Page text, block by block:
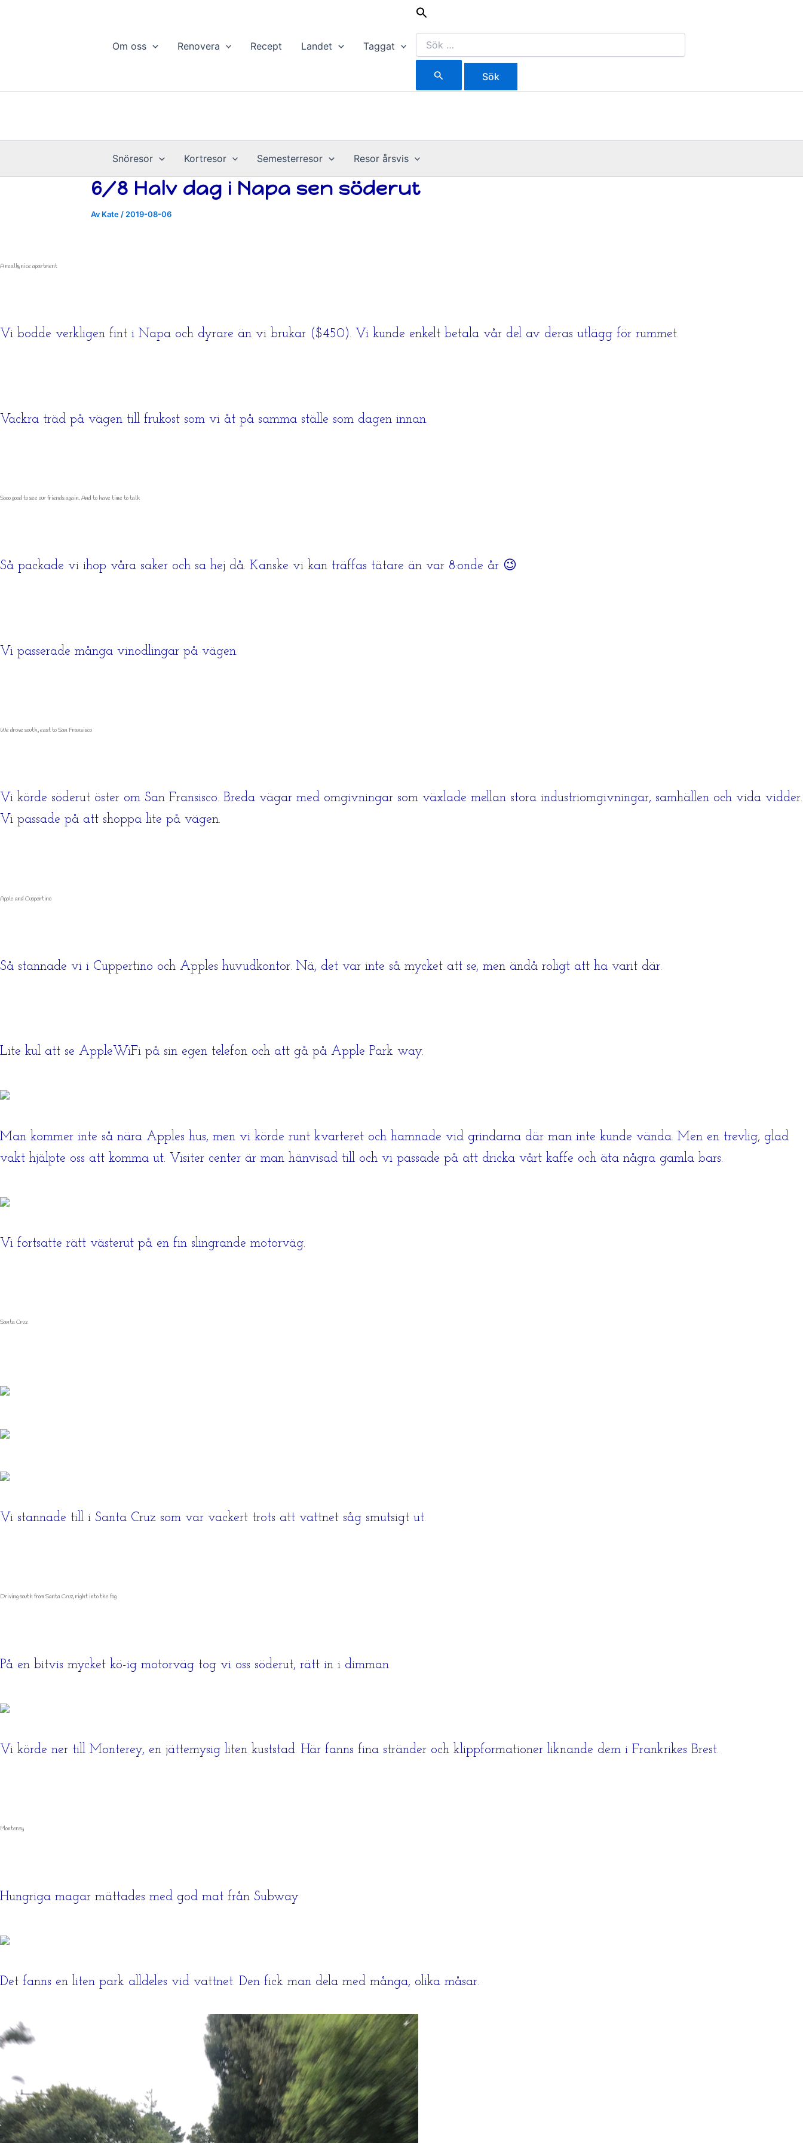
Om oss Renovera Recept Landet Taggat
Sök
efter:
Snöresor Kortresor Semesterresor Resor årsvis
6/8 Halv dag i Napa sen söderut
Av Kate / 2019-08-06
A really nice apartment
Vi bodde verkligen fint i Napa och dyrare än vi brukar ($450). Vi kunde enkelt betala vår del av deras utlägg för rummet.
Vackra träd på vägen till frukost som vi åt på samma ställe som dagen innan.
Sooo good to see our friends again. And to have time to talk
Så packade vi ihop våra saker och sa hej då. Kanske vi kan träffas tätare än var 8:onde år 😉
Vi passerade många vinodlingar på vägen.
We drove south, east to San Fransisco
Vi körde söderut öster om San Fransisco. Breda vägar med omgivningar som växlade mellan stora industriomgivningar, samhällen och vida vidder.
Vi passade på att shoppa lite på vägen.
Apple and Cuppertino
Så stannade vi i Cuppertino och Apples huvudkontor. Nä, det var inte så mycket att se, men ändå roligt att ha varit där.
Lite kul att se AppleWiFi på sin egen telefon och att gå på Apple Park way.
Man kommer inte så nära Apples hus, men vi körde runt kvarteret och hamnade vid grindarna där man inte kunde vända. Men en trevlig, glad
vakt hjälpte oss att komma ut. Visiter center är man hänvisad till och vi passade på att dricka vårt kaffe och äta några gamla bars.
Vi fortsatte rätt västerut på en fin slingrande motorväg.
Santa Cruz
Vi stannade till i Santa Cruz som var vackert trots att vattnet såg smutsigt ut.
Driving south from Santa Cruz, right into the fog
På en bitvis mycket kö-ig motorväg tog vi oss söderut, rätt in i dimman
Vi körde ner till Monterey, en jättemysig liten kuststad. Här fanns fina stränder och klippformationer liknande dem i Frankrikes Brest.
Monterey
Hungriga magar mättades med god mat från Subway
Det fanns en liten park alldeles vid vattnet. Den fick man dela med många, olika måsar.